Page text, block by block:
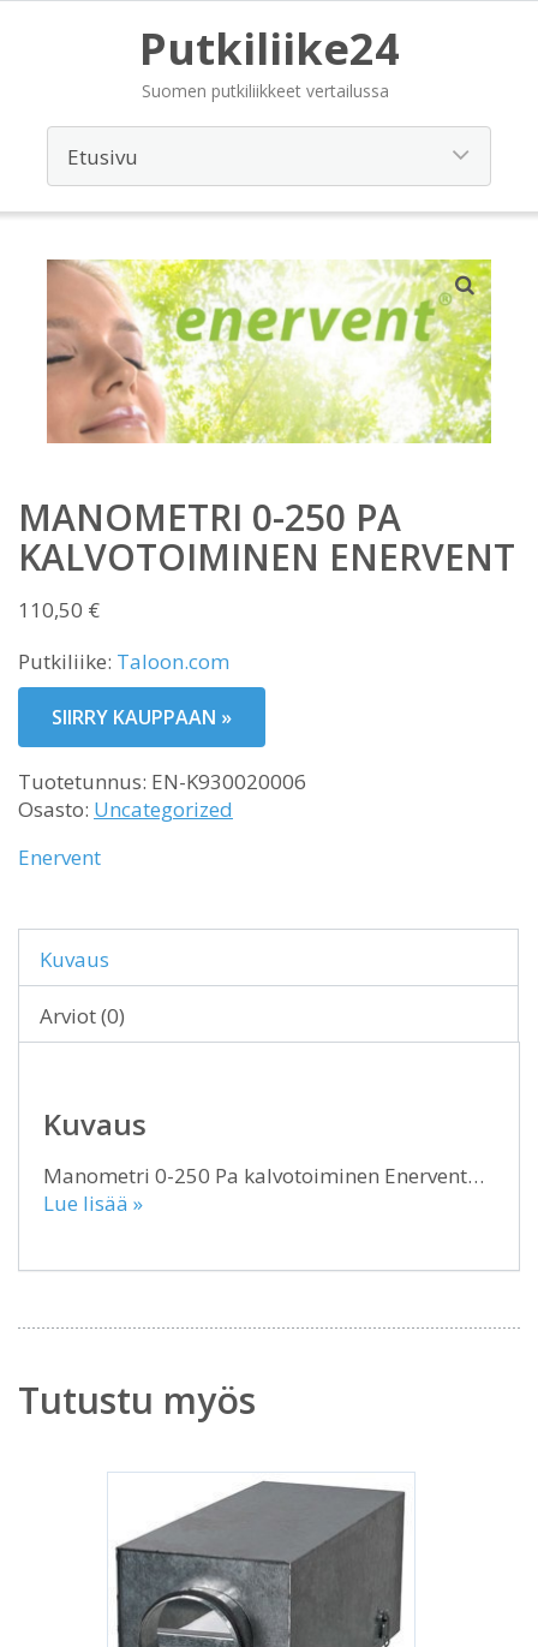
Putkiliike24
Suomen putkiliikkeet vertailussa
MANOMETRI 0-250 PA
KALVOTOIMINEN ENERVENT
110,50 €
Putkiliike: Taloon.com
SIIRRY KAUPPAAN »
Tuotetunnus: EN-K930020006
Osasto: Uncategorized
Enervent
Kuvaus
Arviot (0)
Kuvaus
Manometri 0-250 Pa kalvotoiminen Enervent…
Lue lisää »
Tutustu myös